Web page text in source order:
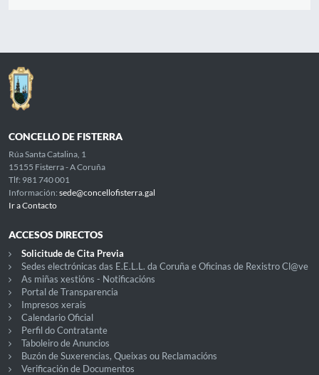
CONCELLO DE FISTERRA
Rúa Santa Catalina, 1
15155 Fisterra - A Coruña
Tlf: 981 740 001
Información: sede@concellofisterra.gal
Ir a Contacto
ACCESOS DIRECTOS
Solicitude de Cita Previa
Sedes electrónicas das E.E.L.L. da Coruña e Oficinas de Rexistro Cl@ve
As miñas xestións - Notificacións
Portal de Transparencia
Impresos xerais
Calendario Oficial
Perfil do Contratante
Taboleiro de Anuncios
Buzón de Suxerencias, Queixas ou Reclamacións
Verificación de Documentos